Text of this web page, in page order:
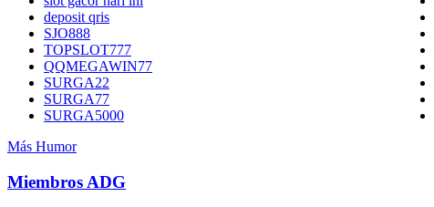
deposit qris
SJO888
TOPSLOT777
QQMEGAWIN77
SURGA22
SURGA77
SURGA5000
Más Humor
Miembros ADG